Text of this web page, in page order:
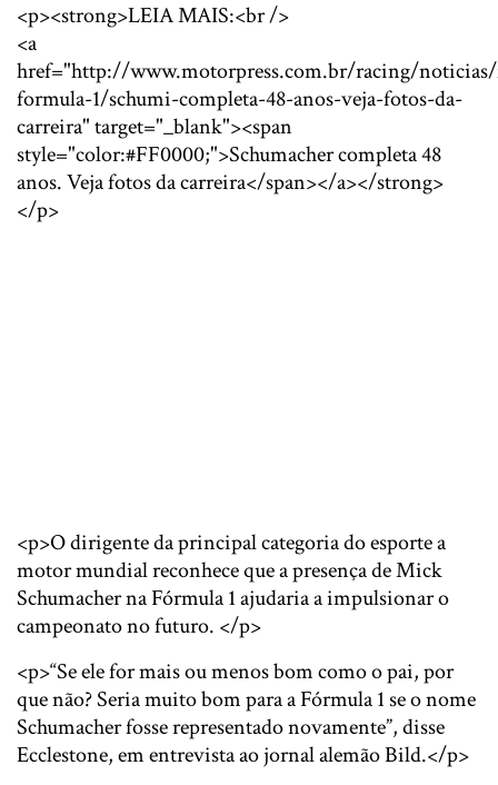
<p><strong>LEIA MAIS:<br />
<a
href="http://www.motorpress.com.br/racing/
formula-1/schumi-completa-48-anos-veja-fotos-da-
carreira" target="_blank"><span
style="color:#FF0000;">Schumacher completa 48
anos. Veja fotos da carreira</span></a></strong>
</p>
<p>O dirigente da principal categoria do esporte a
motor mundial reconhece que a presença de Mick
Schumacher na Fórmula 1 ajudaria a impulsionar o
campeonato no futuro. </p>
<p>“Se ele for mais ou menos bom como o pai, por
que não? Seria muito bom para a Fórmula 1 se o nome
Schumacher fosse representado novamente”, disse
Ecclestone, em entrevista ao jornal alemão Bild.</p>